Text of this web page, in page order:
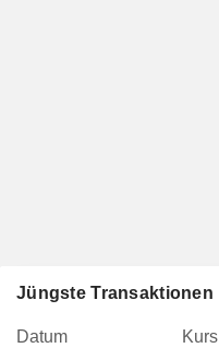
Jüngste Transaktionen
Datum Kurs